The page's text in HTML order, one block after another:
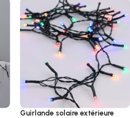
Guirlande solaire extérieure